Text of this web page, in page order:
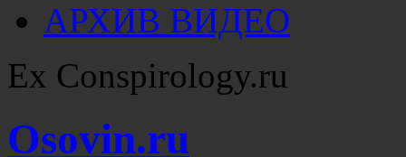
АРХИВ ВИДЕО
Ex Conspirology.ru
Osovin.ru